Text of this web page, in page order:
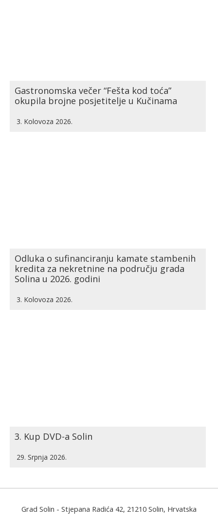
Gastronomska večer “Fešta kod toća”
okupila brojne posjetitelje u Kučinama
3. Kolovoza 2026.
Odluka o sufinanciranju kamate stambenih
kredita za nekretnine na području grada
Solina u 2026. godini
3. Kolovoza 2026.
3. Kup DVD-a Solin
29. Srpnja 2026.
Grad Solin - Stjepana Radića 42, 21210 Solin, Hrvatska